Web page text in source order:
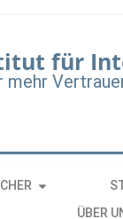
für
mehr
ÜBER